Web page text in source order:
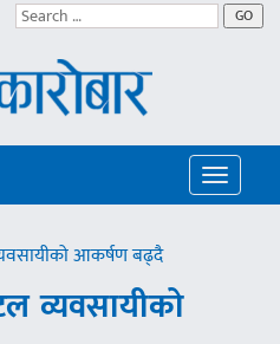
GO
Toggle
आकर्षण बढ्दै
व्यवसायीको